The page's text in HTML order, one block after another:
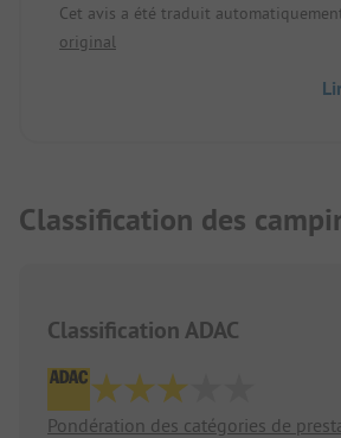
doucher pendant des heures.
Proche de la ville, au bord de la
Electricité 16A, eau et évacuation
Cet avis a été traduit
original
Classification des
Classification ADAC
Pondération des catégories de